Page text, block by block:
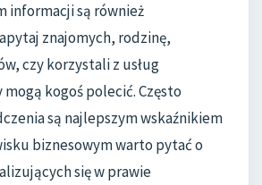
informacji są również
znajomych, rodzinę,
czy korzystali z usług
kogoś polecić. Często
są najlepszym wskaźnikiem
biznesowym warto pytać o
się w prawie